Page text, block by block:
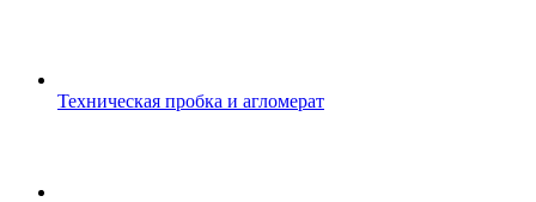
Техническая пробка и агломерат